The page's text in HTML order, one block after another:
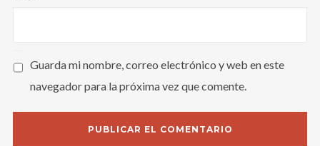
Guarda mi nombre, correo electrónico y web en este
navegador para la próxima vez que comente.